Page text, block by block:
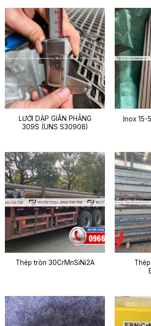
LƯỚI DẬP GIÃN PHẲNG
309S (UNS S30908)
Inox 15-
Thép tròn 30CrMnSiNi2A